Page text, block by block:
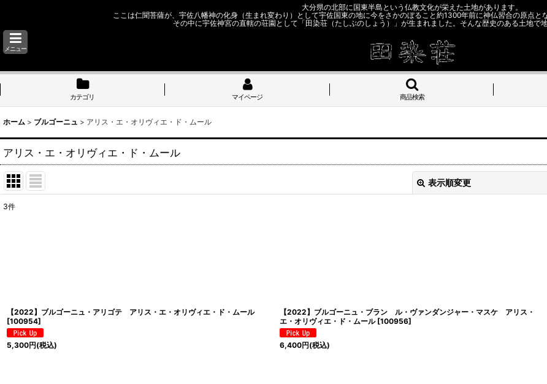
大分県の北部に国東半島という仏教文化が栄えた土地があります。
ここは仁聞菩薩が、宇佐八幡神の化身（生まれ変わり）として宇佐国東の地に今をさかのぼること約1300年前に神仏習合の原点と
その中に宇佐神宮の直轄の荘園として「田染荘（たしぶのしょう）」が生まれました。そんな歴史のある土地で
メニュー
カテゴリ マイページ 商品検索
ホーム > ブルゴーニュ > アリス・エ・オリヴィエ・ド・ムール
アリス・エ・オリヴィエ・ド・ムール
表示順変更
3件
【2022】ブルゴーニュ・アリゴテ アリス・エ・オリヴィエ・ド・ムール
[100954]
5,300円(税込)
【2022】ブルゴーニュ・ブラン ル・ヴァンダンジャー・マスケ アリス・
エ・オリヴィエ・ド・ムール [100956]
6,400円(税込)